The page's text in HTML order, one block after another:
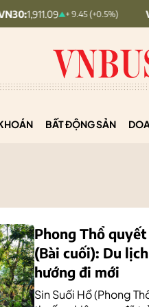
+ 9.45 (+0.5%) VNINDEX:
BẤT ĐỘNG SẢN
Phong Thổ
(Bài cuối): Du
hướng đi mới
Sin Suối Hồ (Phong